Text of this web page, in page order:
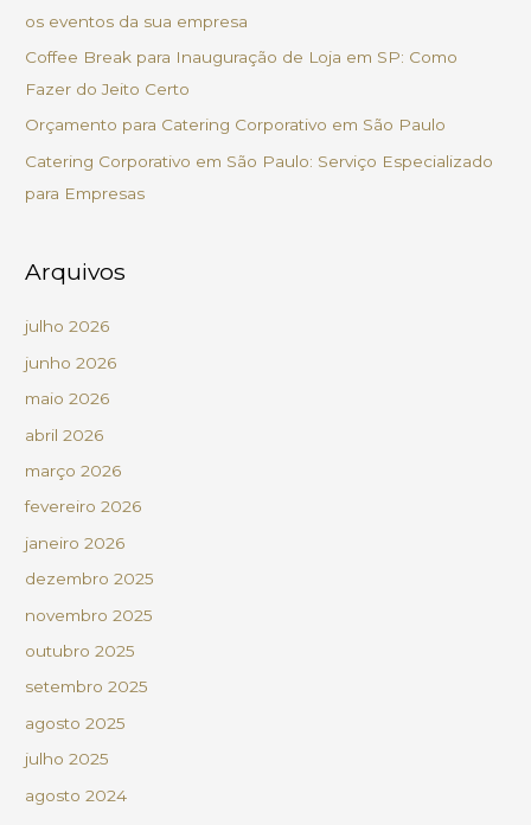
p
o
r
:
os eventos da sua empresa
Coffee Break para Inauguração de Loja em SP: Como
Fazer do Jeito Certo
Orçamento para Catering Corporativo em São Paulo
Catering Corporativo em São Paulo: Serviço Especializado
para Empresas
Arquivos
julho 2026
junho 2026
maio 2026
abril 2026
março 2026
fevereiro 2026
janeiro 2026
dezembro 2025
novembro 2025
outubro 2025
setembro 2025
agosto 2025
julho 2025
agosto 2024